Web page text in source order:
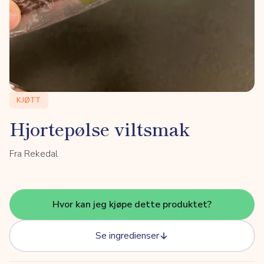
KJØTT
Hjortepølse viltsmak
Fra Rekedal
Hvor kan jeg kjøpe dette produktet?
Se ingredienser